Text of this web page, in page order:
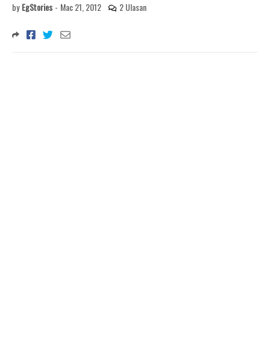
by EgStories - Mac 21, 2012 2 Ulasan